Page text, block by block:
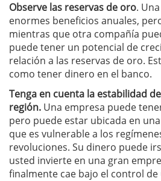
Observe las reservas de oro. Una
enormes beneficios anuales,
mientras que otra compañía
puede tener un potencial de
relación a las reservas de oro.
como tener dinero en el banco.
Tenga en cuenta la estabilidad
región. Una empresa puede
pero puede estar ubicada en
que es vulnerable a los
revoluciones. Su dinero puede
usted invierte en una gran
finalmente cae bajo el control